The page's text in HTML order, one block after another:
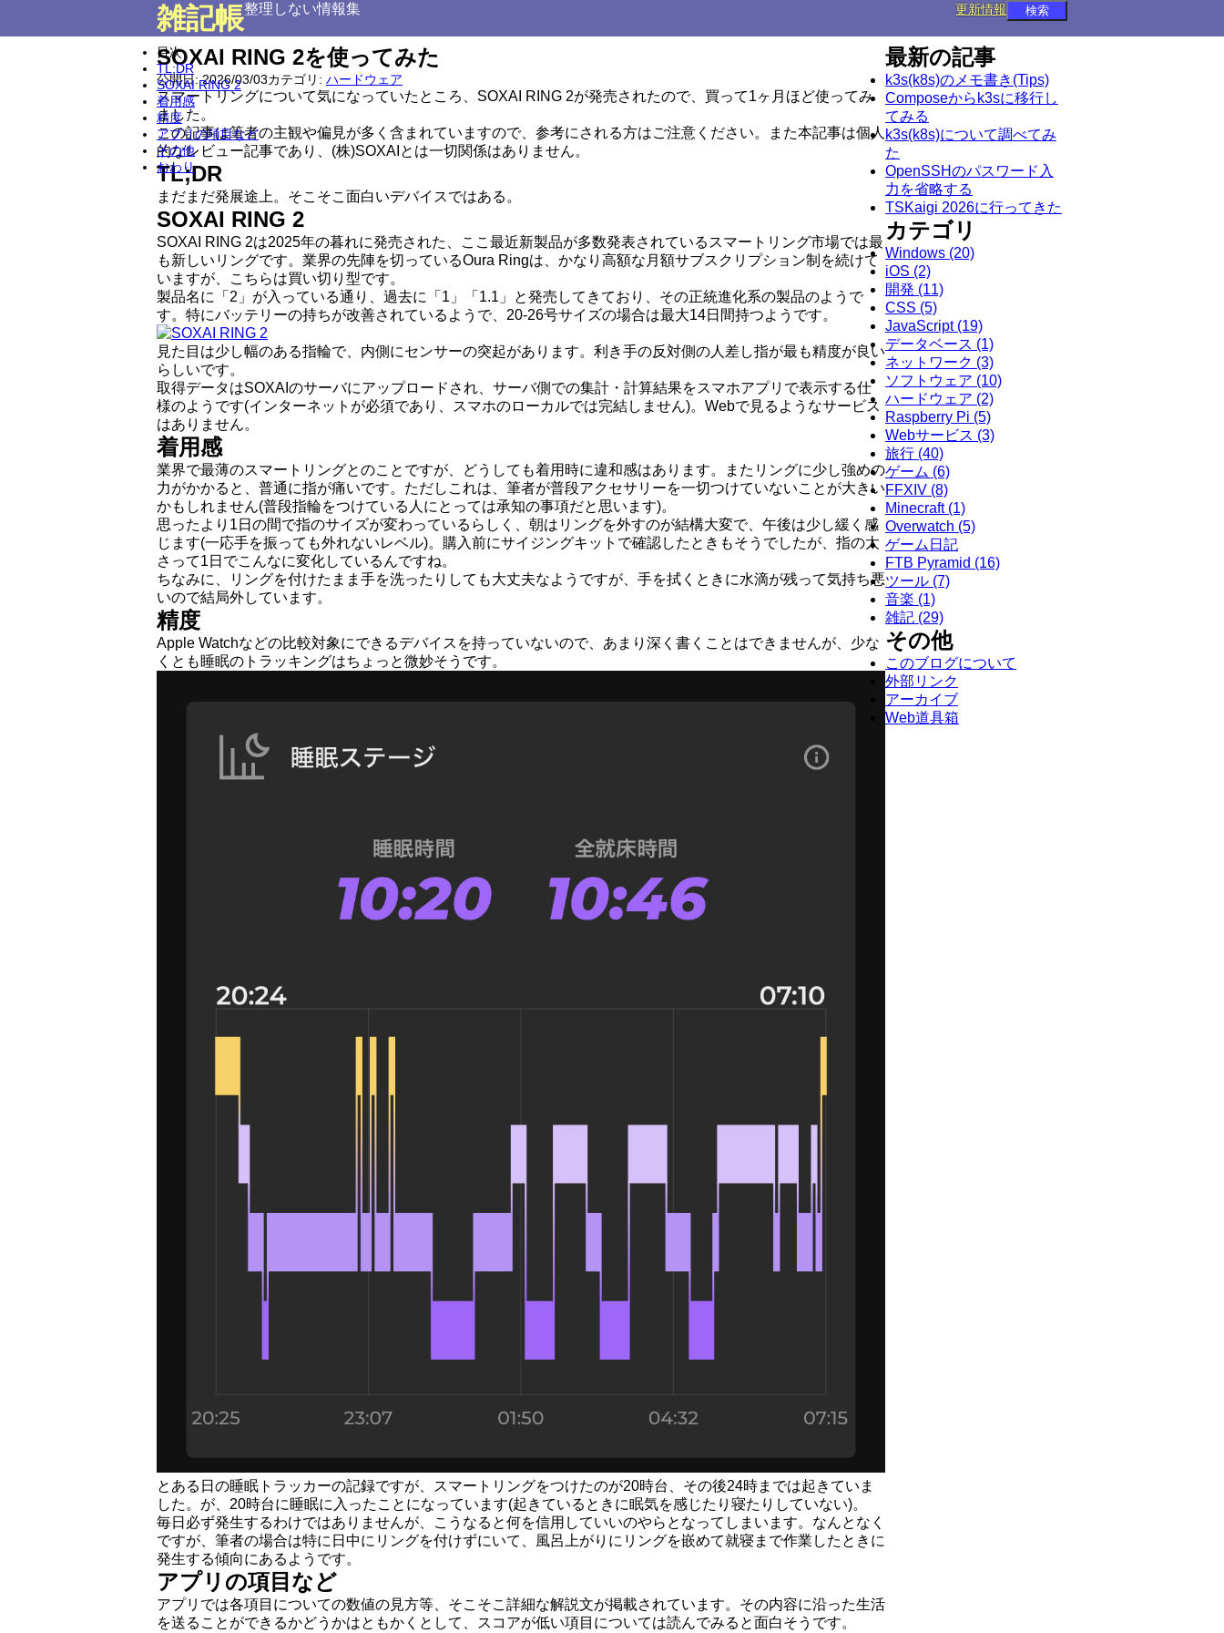
雑記帳整理しない情報集 更新情報
目次
TL;DR
SOXAI RING 2
着用感
精度
アプリの項目など
その他
おわり
SOXAI RING 2を使ってみた
公開日:2026/03/03カテゴリ: ハードウェア
スマートリングについて気になっていたところ、SOXAI RING 2が発売されたので、買って1ヶ月ほど使ってみ
ました。
この記事は筆者の主観や偏見が多く含まれていますので、参考にされる方はご注意ください。また本記事は個人
的なレビュー記事であり、(株)SOXAIとは一切関係はありません。
TL;DR
まだまだ発展途上。そこそこ面白いデバイスではある。
SOXAI RING 2
SOXAI RING 2は2025年の暮れに発売された、ここ最近新製品が多数発表されているスマートリング市場では最
も新しいリングです。業界の先陣を切っているOura Ringは、かなり高額な月額サブスクリプション制を続けて
いますが、こちらは買い切り型です。
製品名に「2」が入っている通り、過去に「1」「1.1」と発売してきており、その正統進化系の製品のようで
す。特にバッテリーの持ちが改善されているようで、20-26号サイズの場合は最大14日間持つようです。
見た目は少し幅のある指輪で、内側にセンサーの突起があります。利き手の反対側の人差し指が最も精度が良い
らしいです。
取得データはSOXAIのサーバにアップロードされ、サーバ側での集計・計算結果をスマホアプリで表示する仕
様のようです(インターネットが必須であり、スマホのローカルでは完結しません)。Webで見るようなサービス
はありません。
着用感
業界で最薄のスマートリングとのことですが、どうしても着用時に違和感はあります。またリングに少し強めの
力がかかると、普通に指が痛いです。ただしこれは、筆者が普段アクセサリーを一切つけていないことが大きい
かもしれません(普段指輪をつけている人にとっては承知の事項だと思います)。
思ったより1日の間で指のサイズが変わっているらしく、朝はリングを外すのが結構大変で、午後は少し緩く感
じます(一応手を振っても外れないレベル)。購入前にサイジングキットで確認したときもそうでしたが、指の太
さって1日でこんなに変化しているんですね。
ちなみに、リングを付けたまま手を洗ったりしても大丈夫なようですが、手を拭くときに水滴が残って気持ち悪
いので結局外しています。
精度
Apple Watchなどの比較対象にできるデバイスを持っていないので、あまり深く書くことはできませんが、少な
くとも睡眠のトラッキングはちょっと微妙そうです。
とある日の睡眠トラッカーの記録ですが、スマートリングをつけたのが20時台、その後24時までは起きていま
した。が、20時台に睡眠に入ったことになっています(起きているときに眠気を感じたり寝たりしていない)。
毎日必ず発生するわけではありませんが、こうなると何を信用していいのやらとなってしまいます。なんとなく
ですが、筆者の場合は特に日中にリングを付けずにいて、風呂上がりにリングを嵌めて就寝まで作業したときに
発生する傾向にあるようです。
アプリの項目など
アプリでは各項目についての数値の見方等、そこそこ詳細な解説文が掲載されています。その内容に沿った生活
を送ることができるかどうかはともかくとして、スコアが低い項目については読んでみると面白そうです。
最新の記事
k3s(k8s)のメモ書き(Tips)
Composeからk3sに移行し
てみる
k3s(k8s)について調べてみ
た
OpenSSHのパスワード入
力を省略する
TSKaigi 2026に行ってきた
カテゴリ
Windows (20)
iOS (2)
開発 (11)
CSS (5)
JavaScript (19)
データベース (1)
ネットワーク (3)
ソフトウェア (10)
ハードウェア (2)
Raspberry Pi (5)
Webサービス (3)
旅行 (40)
ゲーム (6)
FFXIV (8)
Minecraft (1)
Overwatch (5)
ゲーム日記
FTB Pyramid (16)
ツール (7)
音楽 (1)
雑記 (29)
その他
このブログについて
外部リンク
アーカイブ
Web道具箱